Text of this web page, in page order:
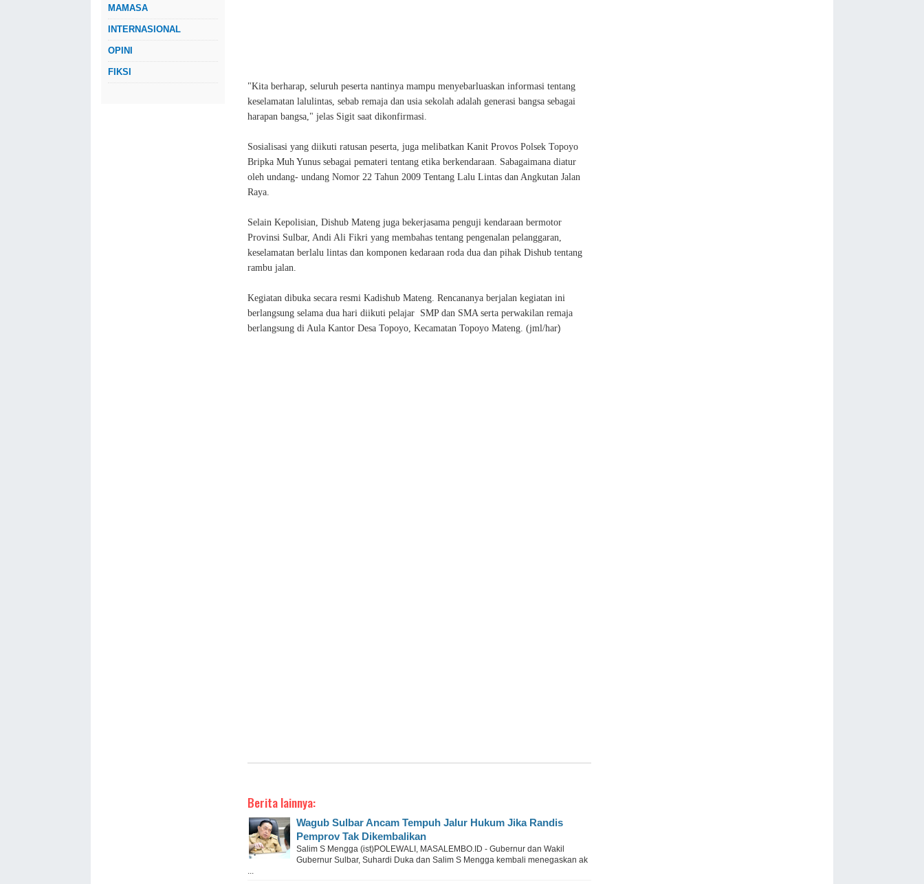
MAMASA
INTERNASIONAL
OPINI
FIKSI
"Kita berharap, seluruh peserta nantinya mampu menyebarluaskan informasi tentang
keselamatan lalulintas, sebab remaja dan usia sekolah adalah generasi bangsa sebagai
harapan bangsa," jelas Sigit saat dikonfirmasi.
Sosialisasi yang diikuti ratusan peserta, juga melibatkan Kanit Provos Polsek Topoyo
Bripka Muh Yunus sebagai pemateri tentang etika berkendaraan. Sabagaimana diatur
oleh undang- undang Nomor 22 Tahun 2009 Tentang Lalu Lintas dan Angkutan Jalan
Raya.
Selain Kepolisian, Dishub Mateng juga bekerjasama penguji kendaraan bermotor
Provinsi Sulbar, Andi Ali Fikri yang membahas tentang pengenalan pelanggaran,
keselamatan berlalu lintas dan komponen kedaraan roda dua dan pihak Dishub tentang
rambu jalan.
Kegiatan dibuka secara resmi Kadishub Mateng. Rencananya berjalan kegiatan ini
berlangsung selama dua hari diikuti pelajar SMP dan SMA serta perwakilan remaja
berlangsung di Aula Kantor Desa Topoyo, Kecamatan Topoyo Mateng. (jml/har)
Berita lainnya:
Wagub Sulbar Ancam Tempuh Jalur Hukum Jika Randis
Pemprov Tak Dikembalikan
Salim S Mengga (ist)POLEWALI, MASALEMBO.ID - Gubernur dan Wakil
Gubernur Sulbar, Suhardi Duka dan Salim S Mengga kembali menegaskan ak
...